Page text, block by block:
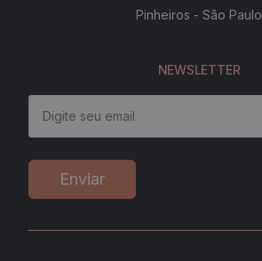
Pinheiros - São Paulo
NEWSLETTER